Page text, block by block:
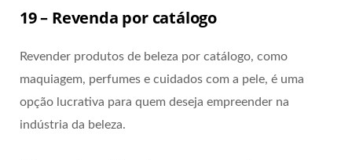
19 – Revenda por catálogo
Revender produtos de beleza por catálogo, como
maquiagem, perfumes e cuidados com a pele, é uma
opção lucrativa para quem deseja empreender na
indústria da beleza.